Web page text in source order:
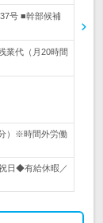
号 ■幹部候補
業代（月20時間
）※時間外労働
日◆有給休暇／